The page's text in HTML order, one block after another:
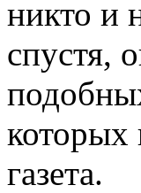
никто и
спустя,
которых
газета.